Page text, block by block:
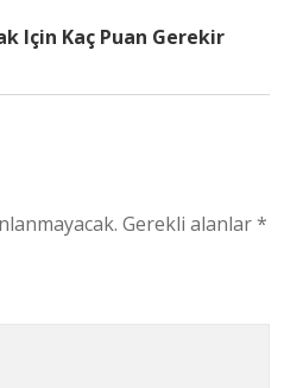
Için Kaç Puan Gerekir
Gerekli alanlar*